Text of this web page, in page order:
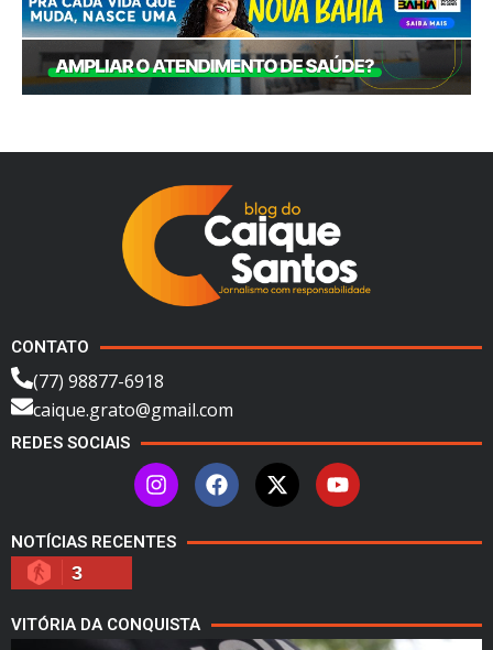
CONTATO
(77) 98877-6918
caique.grato@gmail.com
REDES SOCIAIS
NOTÍCIAS RECENTES
3
VITÓRIA DA CONQUISTA